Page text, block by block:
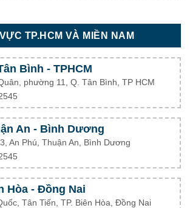
TP.HCM VÀ MIỀN NAM
Bình - TPHCM
phường 11, Q. Tân Bình, TP HCM
An - Bình Dương
An Phú, Thuận An, Bình Dương
Hòa - Đồng Nai
Tân Tiến, TP. Biên Hòa, Đồng Nai